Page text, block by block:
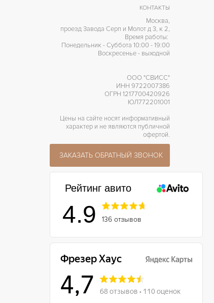
КОНТАКТЫ
Москва,
проезд Завода Серп и Молот д 3, к 2,
Время работы:
Понедельник - Суббота 10:00 - 19:00
Воскресенье - выходной
ООО "СВИСС"
ИНН 9722007386
ОГРН 1217700420926
ЮЛ772201001
Цены на сайте носят информативный
характер и не являются публичной
офертой.
ЗАКАЗАТЬ ОБРАТНЫЙ ЗВОНОК
Рейтинг авито
4.9 136 отзывов